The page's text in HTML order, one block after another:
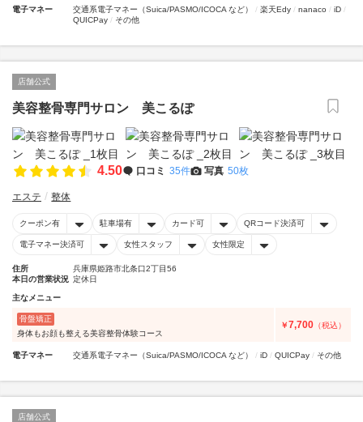
電子マネー 交通系電子マネー（Suica/PASMO/ICOCA など） 楽天Edy nanaco
iD
QUICPay
その他
店舗公式
美容整骨専門サロン 美こるぽ
4.50 口コミ 35件 写真 50枚
エステ 整体
クーポン有 駐車場有 カード可 QRコード決済可
電子マネー決済可 女性スタッフ 女性限定
住所
兵庫県姫路市北条口2丁目56
本日の営業状況 定休日
主なメニュー
骨盤矯正
身体もお顔も整える美容整骨体験コース
￥7,700 （税込）
電子マネー 交通系電子マネー（Suica/PASMO/ICOCA など） iD QUICPay その他
店舗公式